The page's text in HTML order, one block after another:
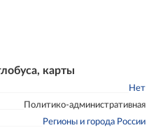
карты
Нет
Политико-административная
Регионы и города России